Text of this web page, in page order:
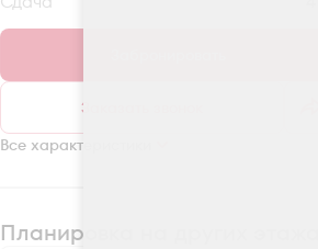
Заказать звонок
Все характеристики
Планировка на других этажах